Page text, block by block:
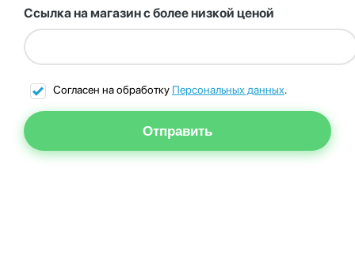
Ссылка на магазин с более низкой ценой
Согласен на обработку Персональных данных.
Отправить